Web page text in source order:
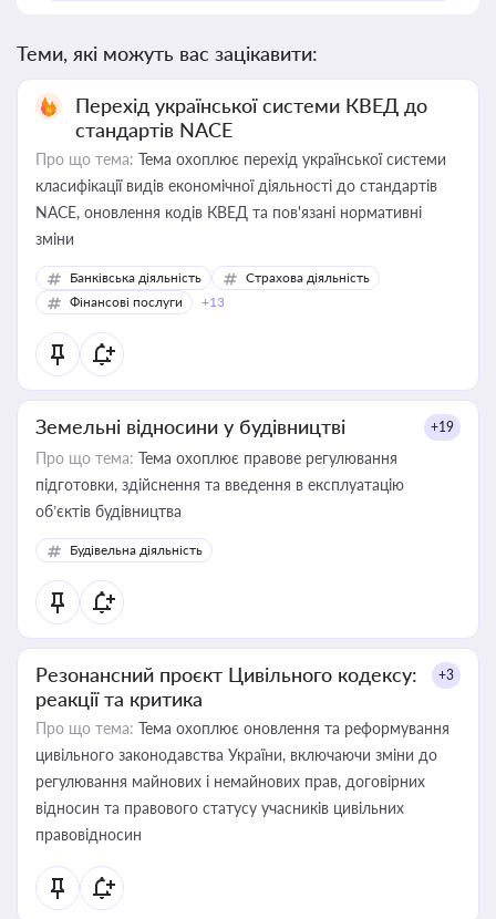
Теми, які можуть вас зацікавити:
Перехід української системи КВЕД до
стандартів NACE
Про що тема: Тема охоплює перехід української системи
класифікації видів економічної діяльності до стандартів
NACE, оновлення кодів КВЕД та пов'язані нормативні
зміни
Банківська діяльність
Страхова діяльність
Фінансові послуги
+13
Земельні відносини у будівництві +19
Про що тема: Тема охоплює правове регулювання
підготовки, здійснення та введення в експлуатацію
об’єктів будівництва
Будівельна діяльність
Резонансний проєкт Цивільного кодексу:
реакції та критика
+3
Про що тема: Тема охоплює оновлення та реформування
цивільного законодавства України, включаючи зміни до
регулювання майнових і немайнових прав, договірних
відносин та правового статусу учасників цивільних
правовідносин